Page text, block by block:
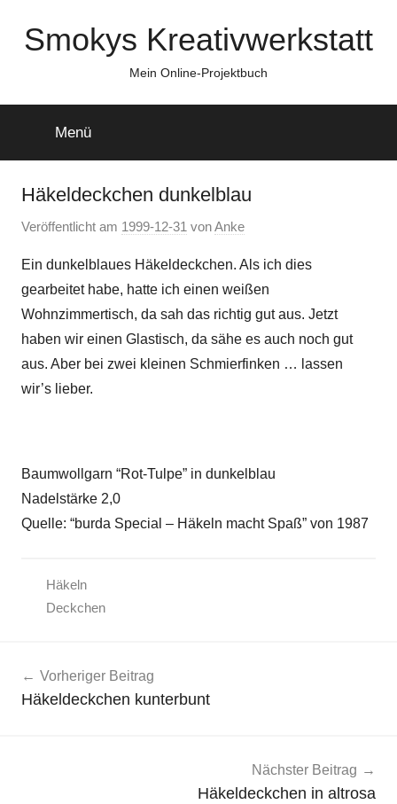
InhaltSmokys Kreativwerkstatt
Mein Online-Projektbuch
Menü
Häkeldeckchen dunkelblau
Veröffentlicht am 1999-12-31 vonAnke
Ein dunkelblaues Häkeldeckchen. Als ich dies
gearbeitet habe, hatte ich einen weißen
Wohnzimmertisch, da sah das richtig gut aus. Jetzt
haben wir einen Glastisch, da sähe es auch noch gut
aus. Aber bei zwei kleinen Schmierfinken … lassen
wir’s lieber.
Baumwollgarn “Rot-Tulpe” in dunkelblau
Nadelstärke 2,0
Quelle: “burda Special – Häkeln macht Spaß” von 1987
Häkeln
Deckchen
Vorheriger Beitrag
Häkeldeckchen kunterbunt
Nächster Beitrag
Häkeldeckchen in altrosa